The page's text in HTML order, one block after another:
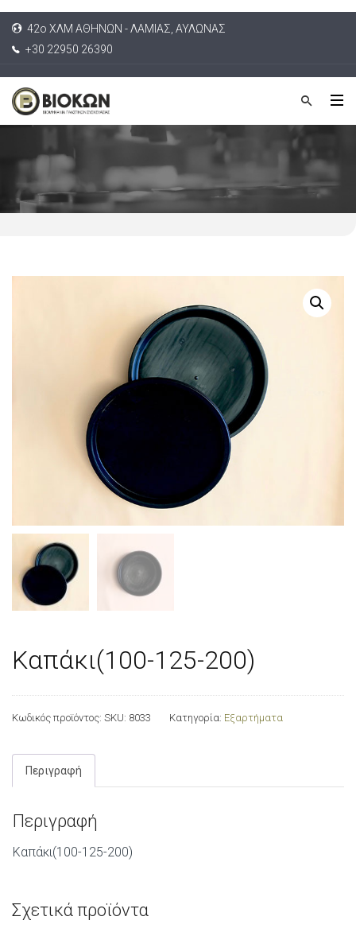
42ο ΧΛΜ ΑΘΗΝΩΝ - ΛΑΜΙΑΣ, ΑΥΛΩΝΑΣ
+30 22950 26390
Καπάκι(100-125-200)
Κωδικός προϊόντος: SKU: 8033 Κατηγορία: Εξαρτήματα
Περιγραφή
Περιγραφή
Καπάκι(100-125-200)
Σχετικά προϊόντα